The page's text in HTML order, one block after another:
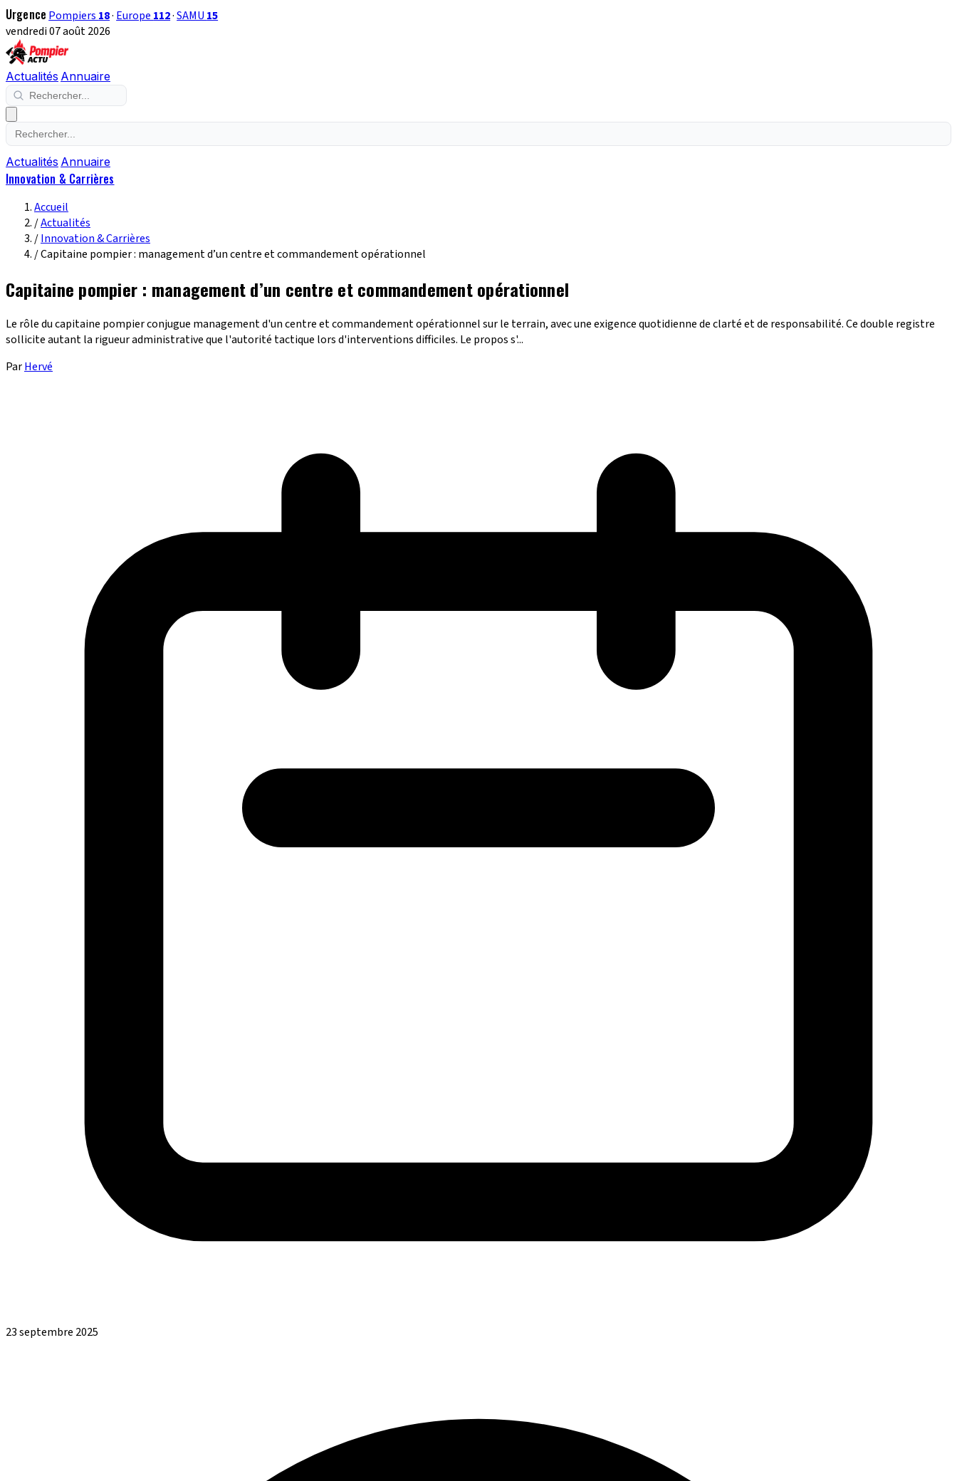
Urgence Pompiers 18· Europe 112·SAMU 15
vendredi 07 août 2026
Actualités Annuaire
Actualités Annuaire
Innovation & Carrières
Accueil
/Actualités
/Innovation & Carrières
/Capitaine pompier : management d’un centre et commandement opérationnel
Capitaine pompier : management d’un centre et commandement opérationnel
Le rôle du capitaine pompier conjugue management d'un centre et commandement opérationnel sur le terrain, avec une exigence quotidienne de clarté et de responsabilité. Ce double registre
sollicite autant la rigueur administrative que l'autorité tactique lors d'interventions difficiles. Le propos s'...
ParHervé
23 septembre 2025